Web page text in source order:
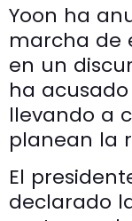
Yoon ha
marcha de
en un
ha
llevando a
planean la
El
declarado